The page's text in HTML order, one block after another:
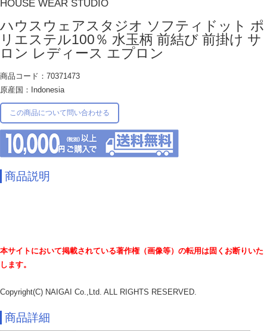
HOUSE WEAR STUDIO
ハウスウェアスタジオ ソフティドット ポ
リエステル100％ 水玉柄 前結び 前掛け サ
ロン レディース エプロン
商品コード：70371473
原産国：Indonesia
この商品について問い合わせる
商品説明
本サイトにおいて掲載されている著作権（画像等）の転用は固くお断りいた
します。
Copyright(C) NAIGAI Co.,Ltd. ALL RIGHTS RESERVED.
商品詳細